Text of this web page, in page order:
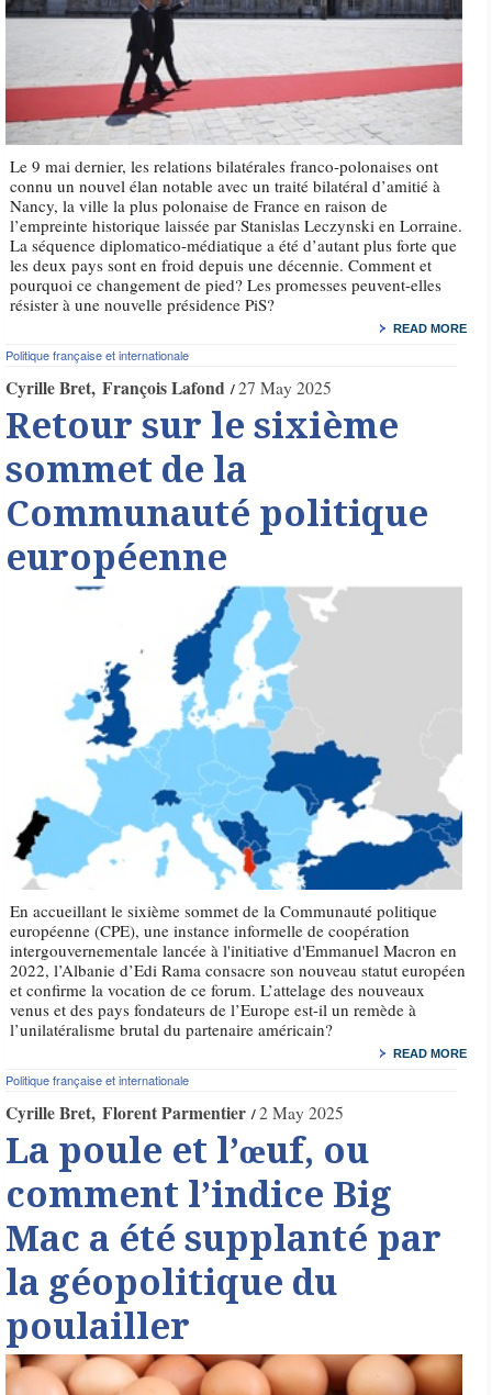
Le 9 mai dernier, les relations bilatérales franco-polonaises ont
connu un nouvel élan notable avec un traité bilatéral d’amitié à
Nancy, la ville la plus polonaise de France en raison de
l’empreinte historique laissée par Stanislas Leczynski en Lorraine.
La séquence diplomatico-médiatique a été d’autant plus forte que
les deux pays sont en froid depuis une décennie. Comment et
pourquoi ce changement de pied? Les promesses peuvent-elles
résister à une nouvelle présidence PiS?
READ MORE
Politique française et internationale
Cyrille Bret François Lafond 27 May 2025
Retour sur le sixième
sommet de la
Communauté politique
européenne
En accueillant le sixième sommet de la Communauté politique
européenne (CPE), une instance informelle de coopération
intergouvernementale lancée à l'initiative d'Emmanuel Macron en
2022, l’Albanie d’Edi Rama consacre son nouveau statut européen
et confirme la vocation de ce forum. L’attelage des nouveaux
venus et des pays fondateurs de l’Europe est-il un remède à
l’unilatéralisme brutal du partenaire américain?
READ MORE
Politique française et internationale
Cyrille Bret Florent Parmentier 2 May 2025
La poule et l’œuf, ou
comment l’indice Big
Mac a été supplanté par
la géopolitique du
poulailler